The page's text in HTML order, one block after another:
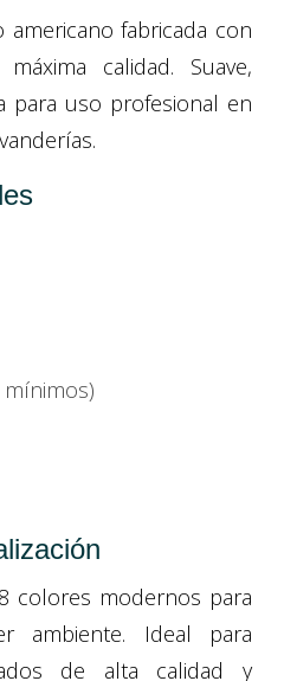
americano fabricada con
calidad. Suave,
para uso profesional en
mínimos)
colores modernos para
ambiente. Ideal para
de alta calidad y